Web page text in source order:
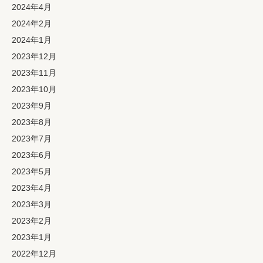
2024年4月
2024年2月
2024年1月
2023年12月
2023年11月
2023年10月
2023年9月
2023年8月
2023年7月
2023年6月
2023年5月
2023年4月
2023年3月
2023年2月
2023年1月
2022年12月